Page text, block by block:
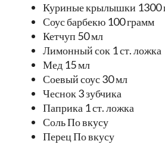
Куриные крылышки 1300
Соус барбекю 100 грамм
Кетчуп 50 мл
Лимонный сок 1 ст. ложка
Мед 15 мл
Соевый соус 30 мл
Чеснок 3 зубчика
Паприка 1 ст. ложка
Соль По вкусу
Перец По вкусу